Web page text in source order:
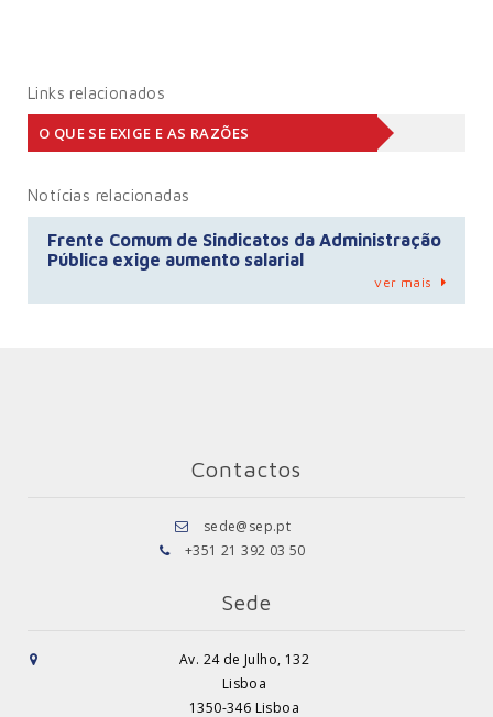
Links relacionados
O QUE SE EXIGE E AS RAZÕES
Notícias relacionadas
Frente Comum de Sindicatos da Administração
Pública exige aumento salarial
ver mais
Contactos
sede@sep.pt
+351 21 392 03 50
Sede
Av. 24 de Julho, 132
Lisboa
1350-346 Lisboa